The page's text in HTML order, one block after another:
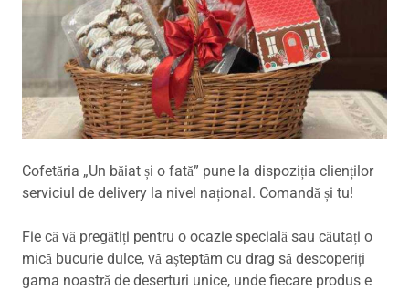
Cofetăria „Un băiat și o fată” pune la dispoziția clienților
serviciul de delivery la nivel național. Comandă și tu!
Fie că vă pregătiți pentru o ocazie specială sau căutați o
mică bucurie dulce, vă așteptăm cu drag să descoperiți
gama noastră de deserturi unice, unde fiecare produs e